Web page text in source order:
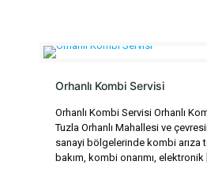
Orhanlı Kombi Servisi
Orhanlı Kombi Servisi Orhanlı
Tuzla Orhanlı Mahallesi ve
sanayi bölgelerinde kombi arıza
bakım, kombi onarımı, elektronik